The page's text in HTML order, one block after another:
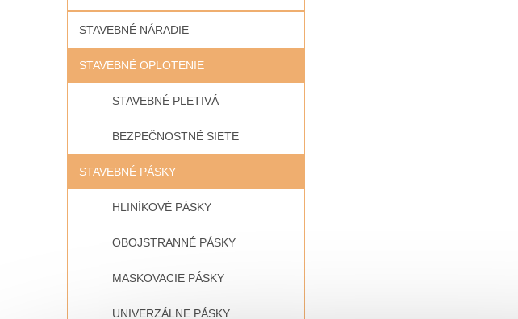
STAVEBNÉ NÁRADIE
STAVEBNÉ OPLOTENIE
STAVEBNÉ PLETIVÁ
BEZPEČNOSTNÉ SIETE
STAVEBNÉ PÁSKY
HLINÍKOVÉ PÁSKY
OBOJSTRANNÉ PÁSKY
MASKOVACIE PÁSKY
UNIVERZÁLNE PÁSKY